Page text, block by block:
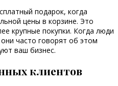
подарок, когда
цены в корзине. Это
крупные покупки. Когда люди
часто говорят об этом
ваш бизнес.
клиентов